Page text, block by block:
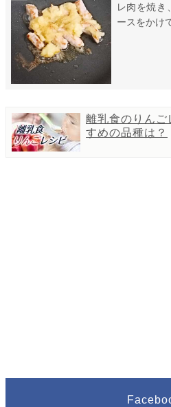
レ肉を焼き
ースをかけ
離乳食のりんご
すめの品種は？